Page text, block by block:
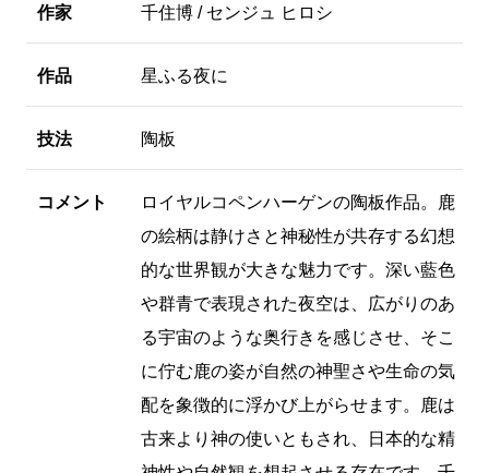
作家 千住博 / センジュ ヒロシ
作品 星ふる夜に
技法 陶板
コメント
ロイヤルコペンハーゲンの陶板作品。鹿
の絵柄は静けさと神秘性が共存する幻想
的な世界観が大きな魅力です。深い藍色
や群青で表現された夜空は、広がりのあ
る宇宙のような奥行きを感じさせ、そこ
に佇む鹿の姿が自然の神聖さや生命の気
配を象徴的に浮かび上がらせます。鹿は
古来より神の使いともされ、日本的な精